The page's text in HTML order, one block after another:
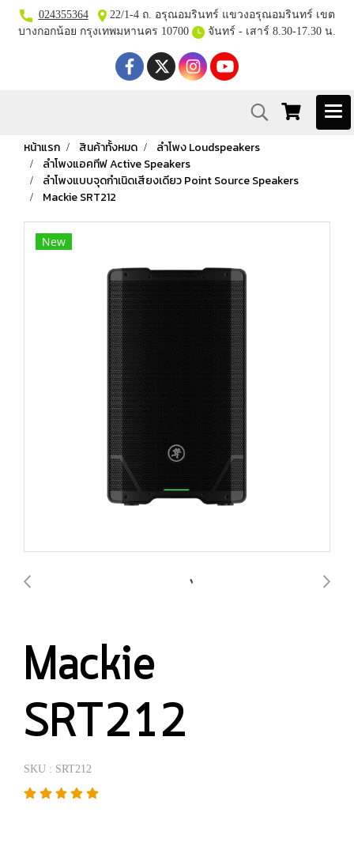
024355364
22/1-4 ถ. อรุณอมรินทร์ แขวงอรุณอมรินทร์ เขต
บางกอกน้อย กรุงเทพมหานคร 10700
จันทร์ - เสาร์ 8.30-17.30 น.
หน้าแรก สินค้าทั้งหมด
ลำโพง Loudspeakers
ลำโพงแอคทีฟ Active Speakers
ลำโพงแบบจุดกำเนิดเสียงเดียว Point Source Speakers
Mackie SRT212
New
Mackie
SRT212
SKU : SRT212